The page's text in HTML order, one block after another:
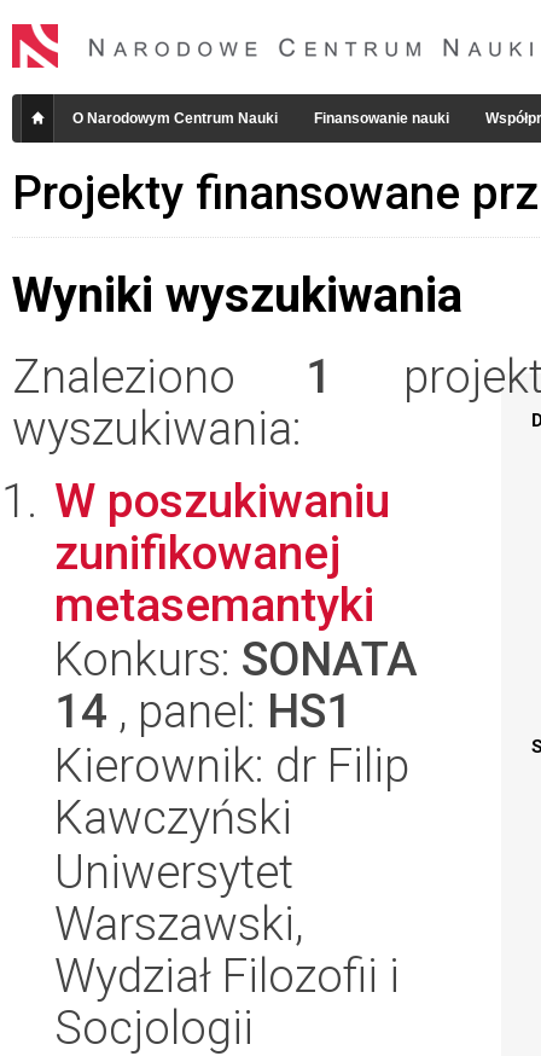
O Narodowym Centrum Nauki Finansowanie nauki
Projekty finansowane
Wyniki wyszukiwania
Znaleziono 1
wyszukiwania:
W poszukiwaniu
zunifikowanej
metasemantyki
Konkurs: SONATA
14 , panel: HS1
Kierownik: dr Filip
Kawczyński
Uniwersytet
Warszawski,
Wydział Filozofii i
Socjologii